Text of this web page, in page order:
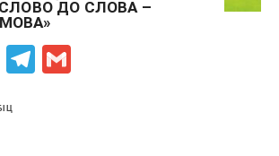
ДО СЛОВА –
E
ail
T